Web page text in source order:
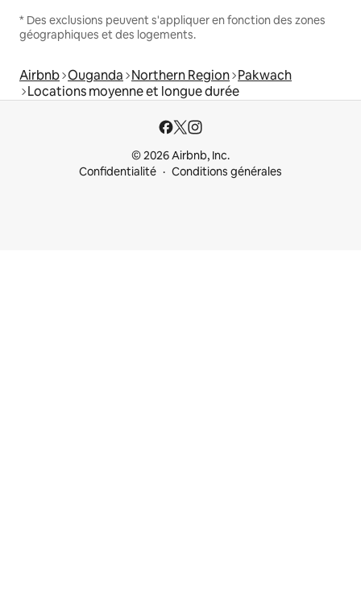
* Des exclusions peuvent s'appliquer en fonction des zones
géographiques et des logements.
Airbnb Ouganda Northern Region Pakwach
Locations moyenne et longue durée
© 2026 Airbnb, Inc.
Confidentialité
Conditions générales